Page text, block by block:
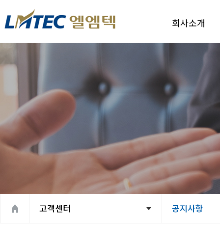
회사소개
CEO인사말
기업핵심가치
회사연혁
조직도
찾아오시는 길
고객센터 공지사항